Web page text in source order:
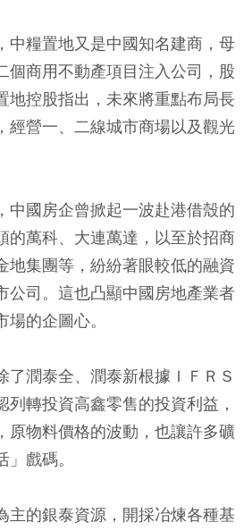
中糧置地又是中國知名建商，母
個商用不動產項目注入公司，股
地控股指出，未來將重點布局長
經營一、二線城市商場以及觀光
國房企曾掀起一波赴港借殼的
的萬科、大連萬達，以至於招商
地集團等，紛紛著眼較低的融資
公司。這也凸顯中國房地產業者
的企圖心。
了潤泰全、潤泰新根據ＩＦＲＳ
列轉投資高鑫零售的投資利益，
原物料價格的波動，也讓許多礦
戲碼。
主的銀泰資源，開採冶煉各種基